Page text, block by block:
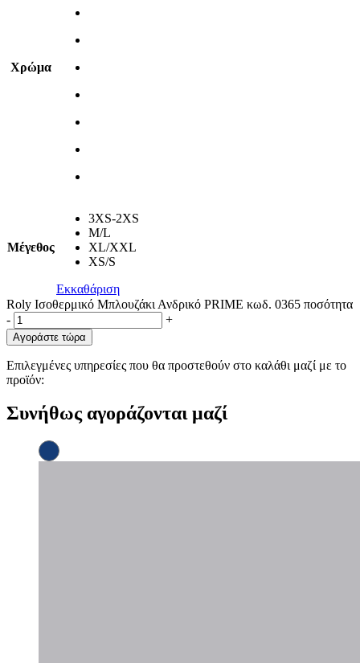
Χρώμα
Μέγεθος
3XS-2XS
M/L
XL/XXL
XS/S
Εκκαθάριση
Roly Ισοθερμικό Μπλουζάκι Ανδρικό PRIME κωδ. 0365 ποσότητα
-
+
Αγοράστε τώρα
Επιλεγμένες υπηρεσίες που θα προστεθούν στο καλάθι μαζί με το
προϊόν:
Συνήθως αγοράζονται μαζί